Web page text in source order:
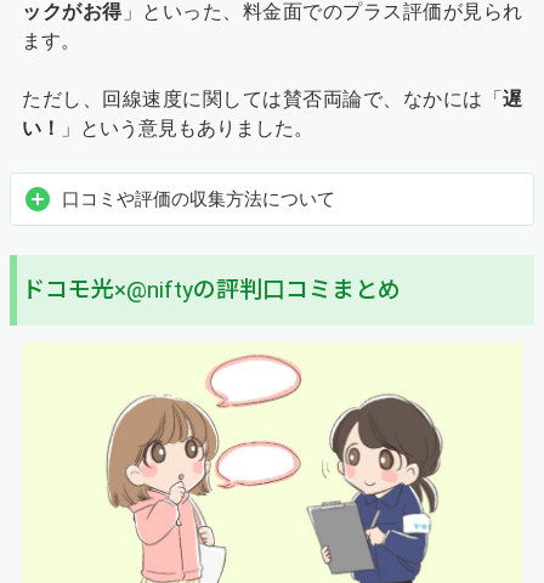
ックがお得」といった、料金面でのプラス評価が見られ
ます。
ただし、回線速度に関しては賛否両論で、なかには「 遅
い！
」という意見もありました。
口コミや評価の収集方法について
ドコモ光×@niftyの評判口コミまとめ